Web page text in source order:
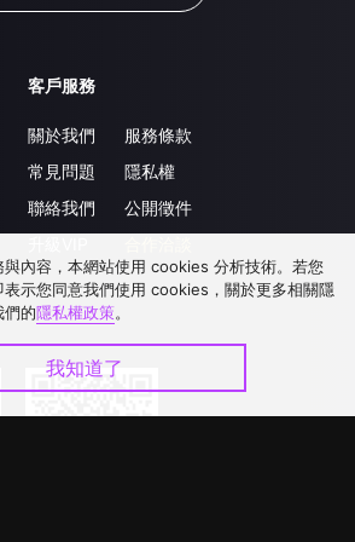
客戶服務
關於我們
常見問題
聯絡我們
服務條款
隱私權
公開徵件
內容，本網站使用 cookies 分析技術。若您
示您同意我們使用 cookies，關於更多相關隱
們的隱私權政策。
我知道了